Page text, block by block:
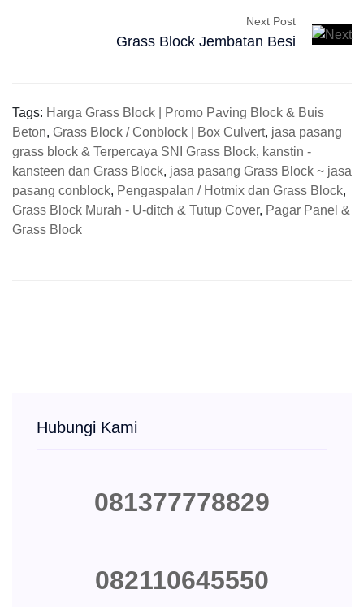
Next Post
Grass Block Jembatan Besi
Tags: Harga Grass Block | Promo Paving Block & Buis
Beton, Grass Block / Conblock | Box Culvert, jasa pasang
grass block & Terpercaya SNI Grass Block, kanstin -
kansteen dan Grass Block, jasa pasang Grass Block ~ jasa
pasang conblock, Pengaspalan / Hotmix dan Grass Block,
Grass Block Murah - U-ditch & Tutup Cover, Pagar Panel &
Grass Block
Hubungi Kami
081377778829
082110645550